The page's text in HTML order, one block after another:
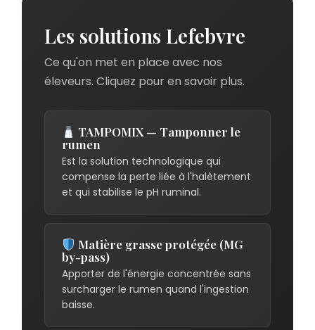
Les solutions Lefebvre
Ce qu'on met en place avec nos
éleveurs. Cliquez pour en savoir plus.
TAMPOMIX — Tamponner le
rumen
Est la solution technologique qui
compense la perte liée à l'halètement
et qui stabilise le pH ruminal.
Matière grasse protégée (MG
by-pass)
Apporter de l'énergie concentrée sans
surcharger le rumen quand l'ingestion
baisse.